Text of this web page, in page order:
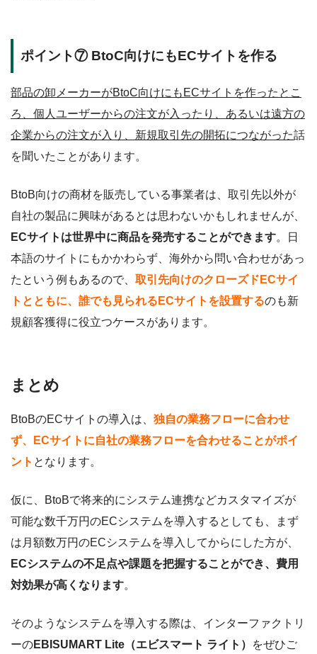
ポイント⑦ BtoC向けにもECサイトを作る
部品の卸メーカーがBtoC向けにもECサイトを作ったとこ
ろ、個人ユーザーからの注文が入ったり、あるいは遠方の
企業からの注文が入り、新規取引先の開拓につながった話
を聞いたことがあります。
BtoB向けの商材を販売している事業者は、取引先以外が
自社の製品に興味があるとは思わないかもしれませんが、
ECサイトは世界中に商品を発売することができます。日
本語のサイトにもかかわらず、海外から問い合わせがあっ
たという例もあるので、 取引先向けのクローズドECサイ
トとともに、誰でも見られるECサイトを設置するのも新
規顧客獲得に役立つケースがあります。
まとめ
BtoBのECサイトの導入は、 独自の業務フローに合わせ
ず、ECサイトに自社の業務フローを合わせることがポイ
ント となります。
仮に、BtoBで将来的にシステム連携などカスタマイズが
可能な数千万円のECシステムを導入するとしても、まず
は月額数万円のECシステムを導入してからにした方が、
ECシステムの不足点や課題を把握することができ、費用
対効果が高くなります。
そのようなシステムを導入する際は、インターファクトリ
ーのEBISUMART Lite（エビスマート ライト）
をぜひご